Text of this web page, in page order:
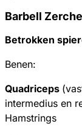
Barbell
Betrokken
Benen:
Quadriceps
intermedius en
Hamstrings